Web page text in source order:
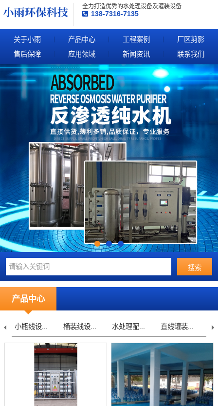
全力打造优秀的水处理设备及灌装设备
138-7316-7135
关于小雨 产品中心 工程案例
厂区剪影
售后保障
应用领域 新闻资讯 联系我们
产品中心
小瓶线设... 桶装线设... 水处理配... 直线罐装...